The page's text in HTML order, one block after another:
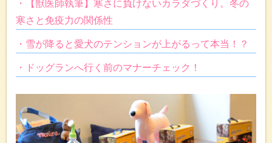
・【獣医師執筆】寒さに負けないカラダづくり。冬の
寒さと免疫力の関係性
・雪が降ると愛犬のテンションが上がるって本当！？
・ドッグランへ行く前のマナーチェック！